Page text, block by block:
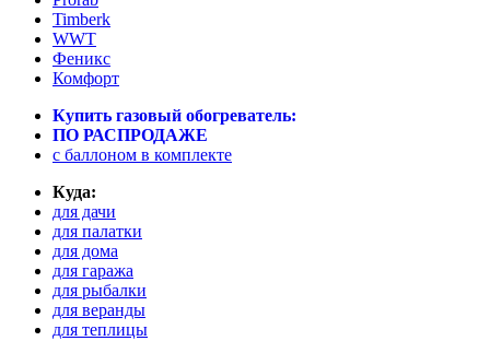
Timberk
WWT
Феникс
Комфорт
Купить газовый обогреватель:
ПО РАСПРОДАЖЕ
c баллоном в комплекте
Куда:
для дачи
для палатки
для дома
для гаража
для рыбалки
для веранды
для теплицы